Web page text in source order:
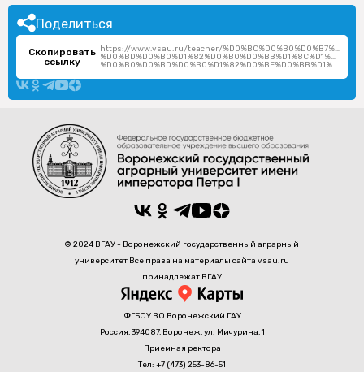
Поделиться
Скопировать
ссылку
https://www.vsau.ru/teacher/
%D0%BD%D0%B0%D1%82%D0%B0%D0%BB%D1%8C%D1%8F-
%D0%B0%D0%BD%D0%B0%D1%82%D0%BE%D0%BB%D1%8C%D0%B5%D0%B2%D0%BD%D0%B0/
© 2024 ВГАУ - Воронежский государственный аграрный
университет Все права на материалы сайта vsau.ru
принадлежат ВГАУ
ФГБОУ ВО Воронежский ГАУ
Россия, 394087, Воронеж, ул. Мичурина, 1
Приемная ректора
Тел: +7 (473) 253-86-51